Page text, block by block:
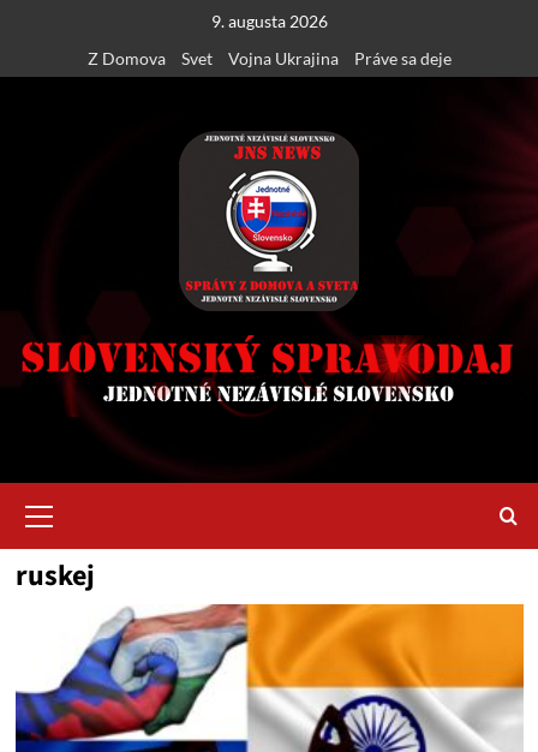
content
9. augusta 2026
Z Domova
Svet Vojna Ukrajina Práve sa deje
Menu
ruskej